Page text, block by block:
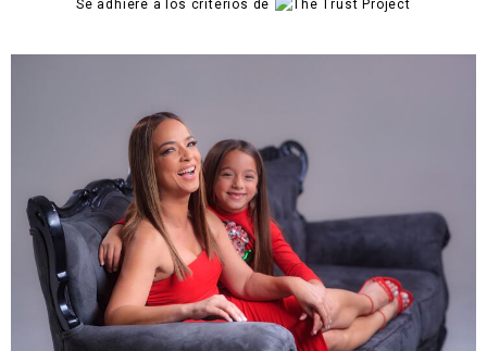
Se adhiere a los criterios de